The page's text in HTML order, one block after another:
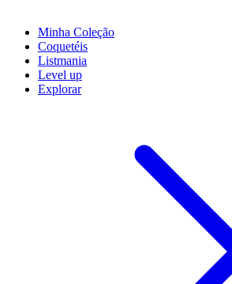
Minha Coleção
Coquetéis
Listmania
Level up
Explorar